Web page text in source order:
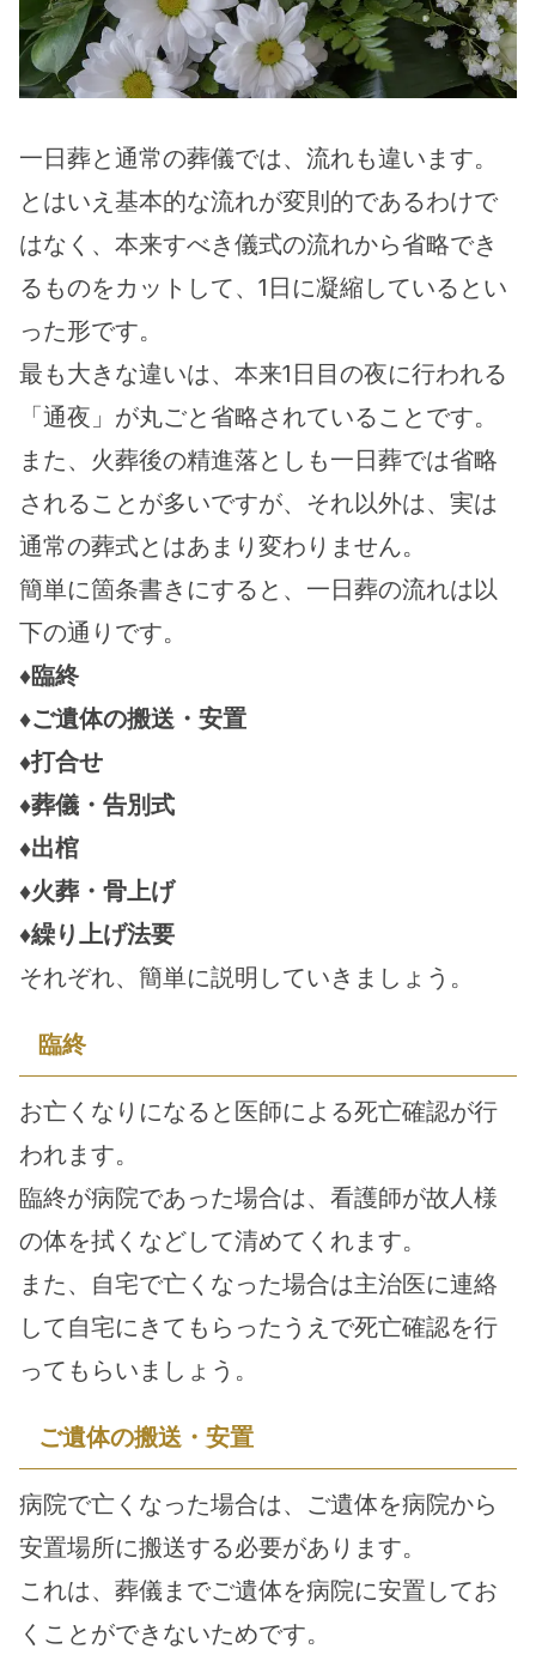
一日葬と通常の葬儀では、流れも違います。
とはいえ基本的な流れが変則的であるわけで
はなく、本来すべき儀式の流れから省略でき
るものをカットして、1日に凝縮しているとい
った形です。
最も大きな違いは、本来1日目の夜に行われる
「通夜」が丸ごと省略されていることです。
また、火葬後の精進落としも一日葬では省略
されることが多いですが、それ以外は、実は
通常の葬式とはあまり変わりません。
簡単に箇条書きにすると、一日葬の流れは以
下の通りです。
♦臨終
♦ご遺体の搬送・安置
♦打合せ
♦葬儀・告別式
♦出棺
♦火葬・骨上げ
♦繰り上げ法要
それぞれ、簡単に説明していきましょう。
臨終
お亡くなりになると医師による死亡確認が行
われます。
臨終が病院であった場合は、看護師が故人様
の体を拭くなどして清めてくれます。
また、自宅で亡くなった場合は主治医に連絡
して自宅にきてもらったうえで死亡確認を行
ってもらいましょう。
ご遺体の搬送・安置
病院で亡くなった場合は、ご遺体を病院から
安置場所に搬送する必要があります。
これは、葬儀までご遺体を病院に安置してお
くことができないためです。